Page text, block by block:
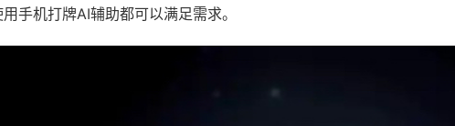
手机打牌AI辅助都可以满足需求。